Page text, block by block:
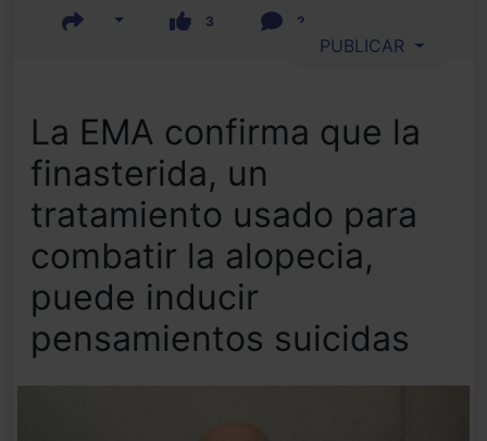
3 2
PUBLICAR
La EMA confirma que la
finasterida, un
tratamiento usado para
combatir la alopecia,
puede inducir
pensamientos suicidas